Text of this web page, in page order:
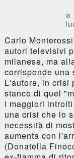
a
Carlo
autori televisivi
milanese, ma
corrisponde una
L'autore, in crisi
stanco di quel
i maggiori
una crisi che lo
necessità di
aumenta con
(Donatella